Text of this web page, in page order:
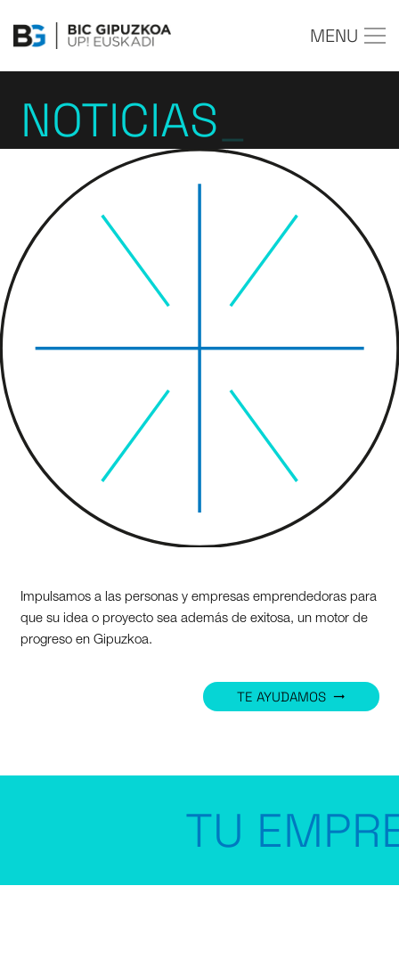
MENU
NOTICIAS
Impulsamos a las personas y empresas emprendedoras para
que su idea o proyecto sea además de exitosa, un motor de
progreso en Gipuzkoa.
TE AYUDAMOS trending_flat
TU